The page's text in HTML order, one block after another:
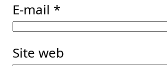
E-mail *
Site web